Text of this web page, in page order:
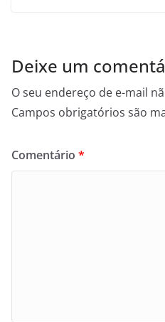
Deixe um
O seu endereço de e-mail
Campos obrigatórios são
Comentário *